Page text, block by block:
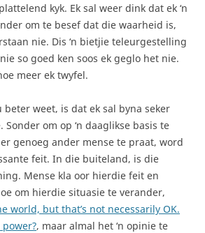
kyk. Ek sal weer dink dat ek ‘n
om te besef dat die waarheid is,
nie. Dis ‘n bietjie teleurgestelling
so goed ken soos ek geglo het nie.
meer ek twyfel.
beter weet, is dat ek sal byna seker
om op ‘n daaglikse basis te
genoeg ander mense te praat, word
feit. In die buiteland, is die
Mense kla oor hierdie feit en
om hierdie situasie te verander,
world, but that’s not necessarily OK.
, maar almal het ‘n opinie te